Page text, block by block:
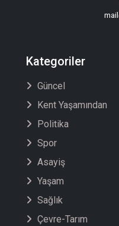
Kategoriler
Güncel
Kent Yaşamından
Politika
Spor
Asayiş
Yaşam
Sağlık
Çevre-Tarım